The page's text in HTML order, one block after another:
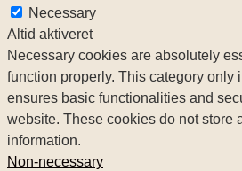
Necessary
Altid aktiveret
Necessary cookies are absolutely
function properly. This category only
ensures basic functionalities and
website. These cookies do not store
information.
Non-necessary